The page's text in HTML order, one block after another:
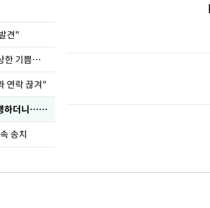
견"
"바지 벗고 앞뒤로 돌아"…탈북민 회상한 기쁨조 검사
연락 끊겨"
박찬민 딸 박민하, 배우·국가대표 병행하더니…근황이
송치